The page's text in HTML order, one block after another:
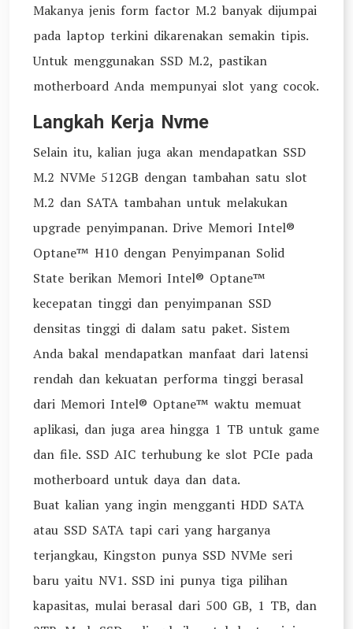
Makanya jenis form factor M.2 banyak dijumpai
pada laptop terkini dikarenakan semakin tipis.
Untuk menggunakan SSD M.2, pastikan
motherboard Anda mempunyai slot yang cocok.
Langkah Kerja Nvme
Selain itu, kalian juga akan mendapatkan SSD
M.2 NVMe 512GB dengan tambahan satu slot
M.2 dan SATA tambahan untuk melakukan
upgrade penyimpanan. Drive Memori Intel®
Optane™ H10 dengan Penyimpanan Solid
State berikan Memori Intel® Optane™
kecepatan tinggi dan penyimpanan SSD
densitas tinggi di dalam satu paket. Sistem
Anda bakal mendapatkan manfaat dari latensi
rendah dan kekuatan performa tinggi berasal
dari Memori Intel® Optane™ waktu memuat
aplikasi, dan juga area hingga 1 TB untuk game
dan file. SSD AIC terhubung ke slot PCIe pada
motherboard untuk daya dan data.
Buat kalian yang ingin mengganti HDD SATA
atau SSD SATA tapi cari yang harganya
terjangkau, Kingston punya SSD NVMe seri
baru yaitu NV1. SSD ini punya tiga pilihan
kapasitas, mulai berasal dari 500 GB, 1 TB, dan